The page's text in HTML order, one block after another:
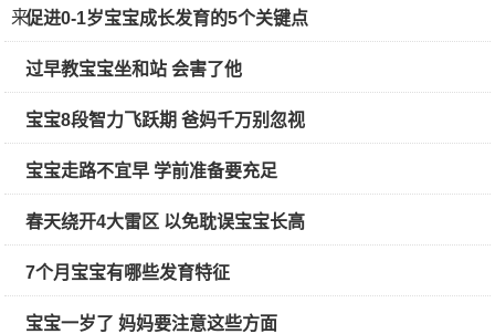
促进0-1岁宝宝成长发育的5个关键点
过早教宝宝坐和站 会害了他
宝宝8段智力飞跃期 爸妈千万别忽视
宝宝走路不宜早 学前准备要充足
春天绕开4大雷区 以免耽误宝宝长高
7个月宝宝有哪些发育特征
宝宝一岁了 妈妈要注意这些方面